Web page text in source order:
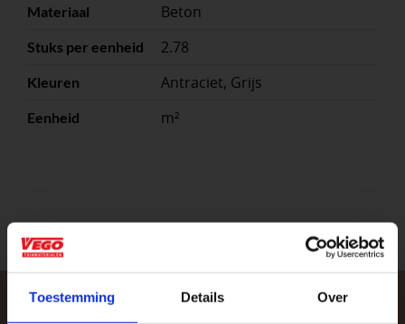
Toestemming Details Over
Materiaal Beton
Stuks per eenheid 2.78
Kleuren Antraciet, Grijs
Eenheid m²